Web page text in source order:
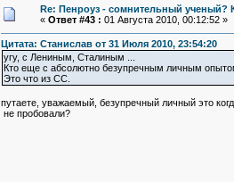
Re: Пенроуз - сомнительный ученый?
« Ответ #43 : 01 Августа 2010, 00:12:52 »
Цитата: Станислав от 31 Июля 2010, 23:54:20
угу, с Лениным, Сталиным ...
Кто еще с абсолютно безупречным личным
Это что из СС.
путаете, уважаемый, безупречный личный это
не пробовали?